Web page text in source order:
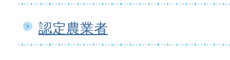
認定農業者